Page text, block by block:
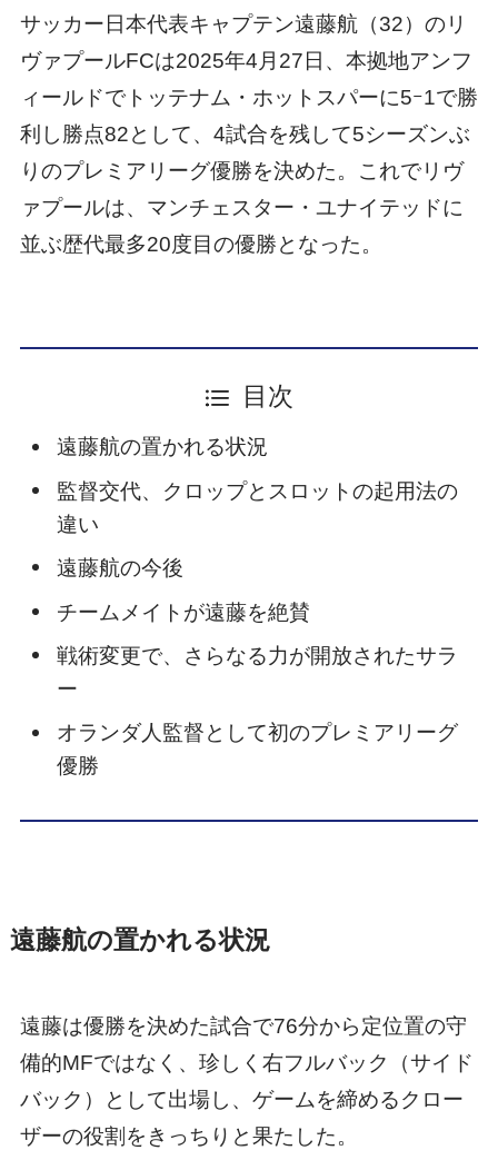
サッカー日本代表キャプテン遠藤航（32）のリ
ヴァプールFCは2025年4月27日、本拠地アンフ
ィールドでトッテナム・ホットスパーに5ｰ1で勝
利し勝点82として、4試合を残して5シーズンぶ
りのプレミアリーグ優勝を決めた。これでリヴ
ァプールは、マンチェスター・ユナイテッドに
並ぶ歴代最多20度目の優勝となった。
目次
遠藤航の置かれる状況
監督交代、クロップとスロットの起用法の
違い
遠藤航の今後
チームメイトが遠藤を絶賛
戦術変更で、さらなる力が開放されたサラ
ー
オランダ人監督として初のプレミアリーグ
優勝
遠藤航の置かれる状況
遠藤は優勝を決めた試合で76分から定位置の守
備的MFではなく、珍しく右フルバック（サイド
バック）として出場し、ゲームを締めるクロー
ザーの役割をきっちりと果たした。